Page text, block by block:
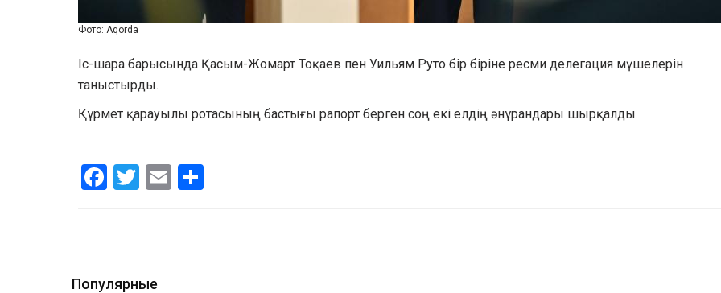
Фото: Aqorda
Іс-шара барысында Қасым-Жомарт Тоқаев пен Уильям Руто бір біріне ресми делегация мүшелерін
таныстырды.
Құрмет қарауылы ротасының бастығы рапорт берген соң екі елдің әнұрандары шырқалды.
Facebook
Twitter
Email
Популярные